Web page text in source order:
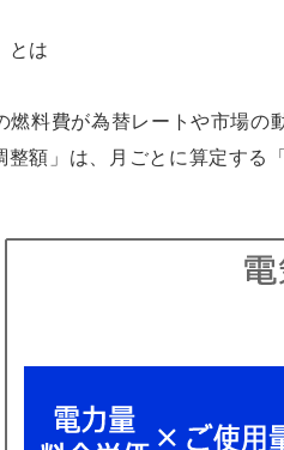
とは
燃料費が為替レートや市場
額」は、月ごとに算定する